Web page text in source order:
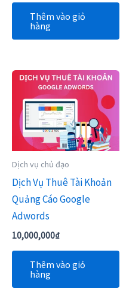
Thêm vào giỏ
hàng
Dịch vụ chủ đạo
Dịch Vụ Thuê Tài Khoản
Quảng Cáo Google
Adwords
10,000,000₫
Thêm vào giỏ
hàng